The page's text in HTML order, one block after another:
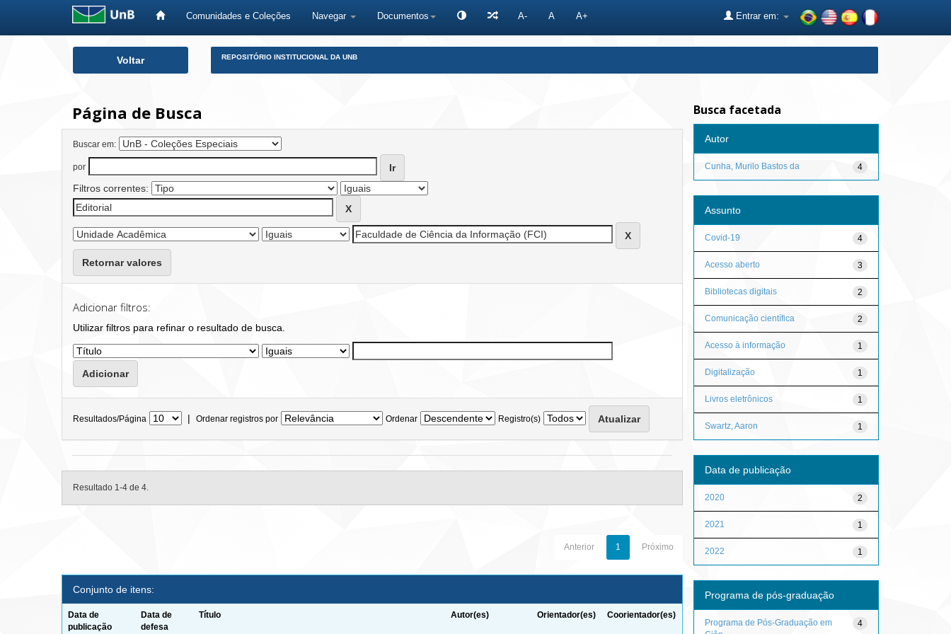
Comunidades e Coleções Navegar Documentos A- A A+ Entrar em:
Voltar REPOSITÓRIO INSTITUCIONAL DA UNB
Página de Busca
Buscar em:
por
Filtros correntes:
Retornar valores
Adicionar filtros:
Utilizar filtros para refinar o resultado de busca.
Resultados/Página | Ordenar registros por Ordenar Registro(s)
Resultado 1-4 de 4.
Anterior 1 Próximo
Conjunto de itens:
Data de
publicação
Data de
defesa
Título Autor(es) Orientador(es) Coorientador(es)
Busca facetada
Autor
4
Cunha, Murilo Bastos da
Assunto
4
Covid-19
3
Acesso aberto
2
Bibliotecas digitais
2
Comunicação científica
1
Acesso à informação
1
Digitalização
1
Livros eletrônicos
1
Swartz, Aaron
Data de publicação
2
2020
1
2021
1
2022
Programa de pós-graduação
4
Programa de Pós-Graduação em